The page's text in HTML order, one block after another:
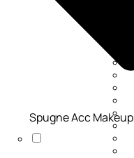
Spugne Acc Makeup